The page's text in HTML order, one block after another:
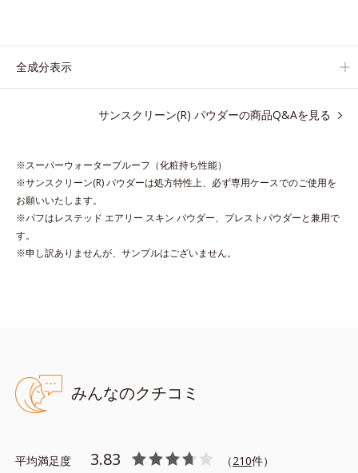
チュラルなツヤ感を演出します。
ずれ＆テカリを防いでサラサラ肌が長時間続きます。
水や汗に強いスーパーウォータープルーフ(*4)だから、レジャー
にも大活躍してくれます。
*1 シリカ、セルロース、窒化ホウ素配合＝セミマット肌を叶え
る球状と板状の粉体
●無香料 ●酸化しやすい油分不使用 ●タール色素不使用
●SPF50+／PA++++ ●UV耐水性★★ ●スーパーウォータープルー
フ*1 ●スムースヴェールパウダー*2＝セミマット肌を叶える球状
ングキープ処方＝皮脂吸着粉体とくすみにくい粉体で、崩れにくい
処方 ●スキマレスUVプロテクター*4＝隙間なく肌をUVカットでき
全成分表示
サンスクリーン(R) パウダーの商品Q&Aを見る
※スーパーウォータープルーフ（化粧持ち性能）
※サンスクリーン(R) パウダーは処方特性上、必ず専用ケースでのご使用を
お願いいたします。
※パフはレステッド エアリー スキン パウダー、プレストパウダーと兼用で
す。
※申し訳ありませんが、サンプルはございません。
みんなのクチコミ
平均満足度 3.83 （210件）